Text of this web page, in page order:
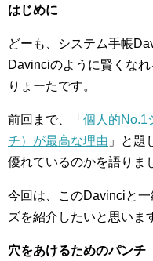
はじめに
どーも、システム手帳
Davinciのように賢くな
りょーたです。
前回まで、「 個人的No.1
チ）が最高な理由 」と題
優れているのかを語りま
今回は、このDavinciと
ズを紹介したいと思いま
穴をあけるためのパンチ